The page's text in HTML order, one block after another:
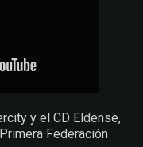
y el CD Eldense,
Federación